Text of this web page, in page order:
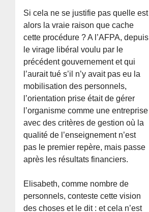
Si cela ne se justifie pas quelle est
alors la vraie raison que cache
cette procédure ? A l’AFPA, depuis
le virage libéral voulu par le
précédent gouvernement et qui
l’aurait tué s’il n’y avait pas eu la
mobilisation des personnels,
l’orientation prise était de gérer
l’organisme comme une entreprise
avec des critères de gestion où la
qualité de l’enseignement n’est
pas le premier repère, mais passe
après les résultats financiers.
Elisabeth, comme nombre de
personnels, conteste cette vision
des choses et le dit : et cela n’est